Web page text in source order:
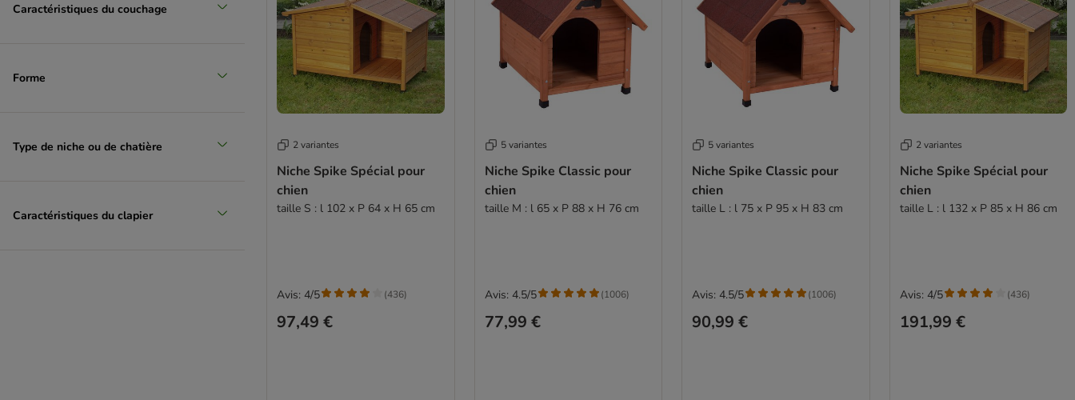
Caractéristiques du couchage
Forme
Type de niche ou de chatière
Caractéristiques du clapier
2 variantes
Niche Spike Spécial pour
chien
taille S : l 102 x P 64 x H 65 cm
97,49 €
Avis: 4/5 (436)
5 variantes
Niche Spike Classic pour
chien
taille M : l 65 x P 88 x H 76 cm
77,99 €
Avis: 4.5/5 (1006)
5 variantes
Niche Spike Classic pour
chien
taille L : l 75 x P 95 x H 83 cm
90,99 €
Avis: 4.5/5 (1006)
2 variantes
Niche Spike Spécial pour
chien
taille L : l 132 x P 85 x H 86 cm
191,99 €
Avis: 4/5 (436)